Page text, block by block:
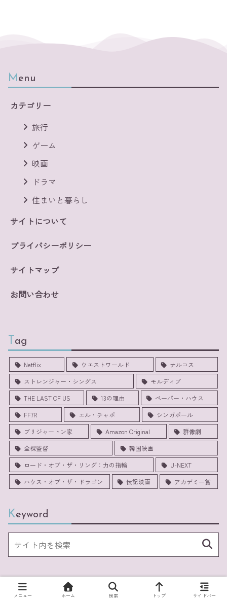
Menu
カテゴリー
旅行
ゲーム
映画
ドラマ
住まいと暮らし
サイトについて
プライバシーポリシー
サイトマップ
お問い合わせ
Tag
Netflix ウエストワールド
ナルコス
ストレンジャー・シングス
モルディブ
THE LAST OF US
13の理由
ペーパー・ハウス
FF7R
エル・チャポ
シンガポール
ブリジャートン家
Amazon Original
群像劇
全裸監督
韓国映画
ロード・オブ・ザ・リング：力の指輪
U-NEXT
ハウス・オブ・ザ・ドラゴン
伝記映画 アカデミー賞
Keyword
Profile
メニュー ホーム 検索 トップ サイドバー